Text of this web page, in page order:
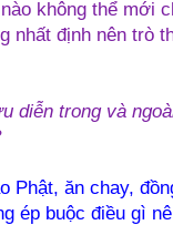
không thể mới
nhất định nên trò
diễn trong và
Phật, ăn chay,
ép buộc điều gì